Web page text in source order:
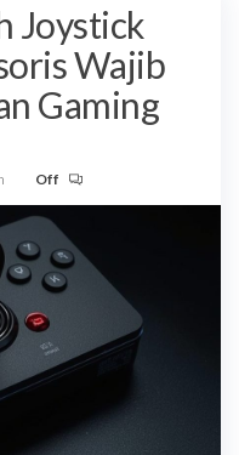
Joystick
Wajib
Gaming
Off